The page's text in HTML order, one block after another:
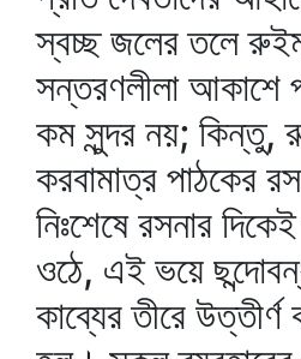
স্বচ্ছ জলের তলে
সন্তরণলীলা আকাশে
কম সুন্দর নয়; কিন্তু,
করবামাত্র পাঠকের
নিঃশেষে রসনার
ওঠে, এই ভয়ে
কাব্যের তীরে উত্তীর্ণ